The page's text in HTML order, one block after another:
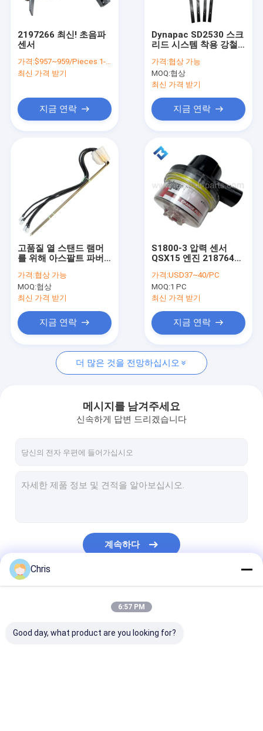
우리 에 관한 것
공장 투어
뉴스
사건
아스팔트페이버 예비품
포장용 제어 시스템
아스팔트페이버 센서
충돌 트랙 패드
기계 비트를 분쇄하기
고무 감진기 패드
2197266 최신! 초음파
센서
가격:$957~959/Pieces 1-4 Pieces
최신 가격 받기
지금 연락
Dynapac SD2530 스크
리드 시스템 착용 강철
예비 부품 교체
가격:협상 가능
MOQ:협상
최신 가격 받기
지금 연락
고품질 열 스탠드 램머
를 위해 아스팔트 파버
83701648
가격:협상 가능
MOQ:협상
최신 가격 받기
지금 연락
S1800-3 압력 센서
QSX15 엔진 2187641
대한 공기 필터 차단 모
니터링
가격:USD37~40/PC
MOQ:1 PC
최신 가격 받기
지금 연락
더 많은 것을 전망하십시오
메시지를 남겨주세요
신속하게 답변 드리겠습니다
계속하다
Chris
6:57 PM
Good day, what product are you looking for?